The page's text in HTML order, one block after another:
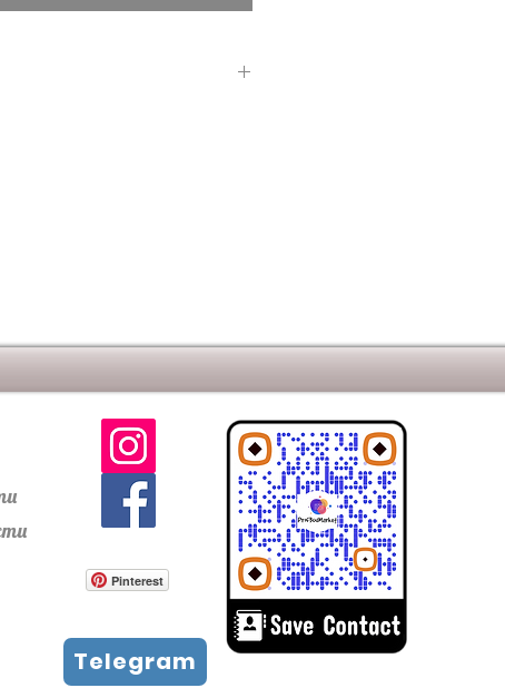
Pinterest
Telegram